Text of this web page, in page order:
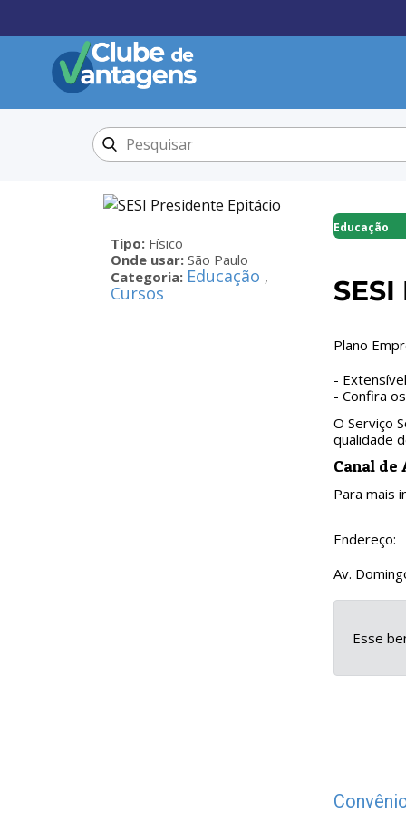
Tipo: Físico
Onde usar: São Paulo
Categoria: Educação ,
Cursos
Educação
Plano
-
- Confira
O Serviço
qualidade
Canal de
Para mais
Endereço:
Av.
Esse